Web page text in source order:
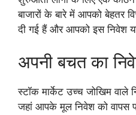
बाजारों के बारे में आपको बेहतर
दी गई हैं और आपको इस निवेश
अपनी बचत का
स्टॉक मार्केट उच्च जोखिम वाले
जहां आपके मूल निवेश को वापस